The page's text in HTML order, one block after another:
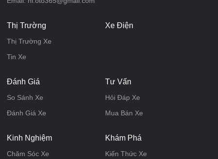
Thị Trường
Thị Trường Xe
Tin Xe
Xe Điện
Đánh Giá
So Sánh Xe
Đánh Giá Xe
Tư Vấn
Hỏi Đáp Xe
Mua Bán Xe
Kinh Nghiệm
Chăm Sóc Xe
Khám Phá
Kiến Thức Xe